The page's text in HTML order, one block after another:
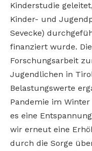
Kinderstudie
Kinder- und
Sevecke)
finanziert wurde.
Forschungsarbeit
Jugendlichen in
Belastungswerte
Pandemie im
es eine
wir erneut eine
durch die Sorge